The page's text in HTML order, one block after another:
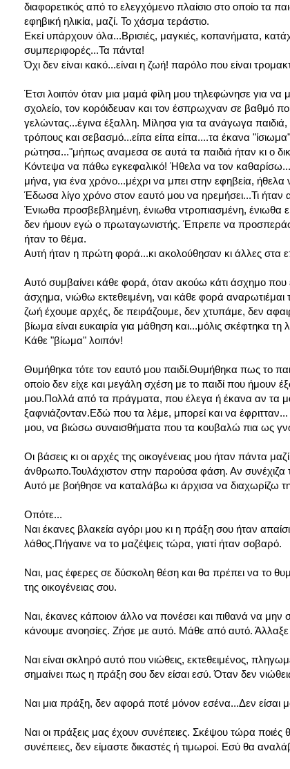
διαφορετικός από το ελεγχόμενο πλαίσιο στο οποίο τα
εφηβική ηλικία, μαζί. Το χάσμα τεράστιο.
Εκεί υπάρχουν όλα...Βρισιές, μαγκιές, κοπανήματα,
συμπεριφορές...Τα πάντα!
Όχι δεν είναι κακό...είναι η ζωή! παρόλο που είναι
Έτσι λοιπόν όταν μια μαμά φίλη μου τηλεφώνησε για να
σχολείο, τον κορόιδευαν και τον έσπρωχναν σε βαθμό
γελώντας...έγινα έξαλλη. Μίλησα για τα ανάγωγα παιδιά,
τρόπους και σεβασμό...είπα είπα είπα....τα έκανα
ρώτησα..."μήπως αναμεσα σε αυτά τα παιδιά ήταν κι ο
Κόντεψα να πάθω εγκεφαλικό! Ήθελα να τον
μήνα, για ένα χρόνο...μέχρι να μπει στην εφηβεία, ήθελα
Έδωσα λίγο χρόνο στον εαυτό μου να ηρεμήσει...Τι ήταν
Ένιωθα προσβεβλημένη, ένιωθα ντροπιασμένη, ένιωθα
δεν ήμουν εγώ ο πρωταγωνιστής. Έπρεπε να
ήταν το θέμα.
Αυτή ήταν η πρώτη φορά...κι ακολούθησαν κι άλλες στα
Αυτό συμβαίνει κάθε φορά, όταν ακούω κάτι άσχημο
άσχημα, νιώθω εκτεθειμένη, ναι κάθε φορά αναρωτιέμαι
ζωή έχουμε αρχές, δε πειράζουμε, δεν χτυπάμε, δεν
βίωμα είναι ευκαιρία για μάθηση και...μόλις σκέφτηκα τη
Κάθε "βίωμα" λοιπόν!
Θυμήθηκα τότε τον εαυτό μου παιδί.Θυμήθηκα πως το
οποίο δεν είχε και μεγάλη σχέση με το παιδί που ήμουν
μου.Πολλά από τα πράγματα, που έλεγα ή έκανα αν τα
ξαφνιάζονταν.Εδώ που τα λέμε, μπορεί και να
μου, να βιώσω συναισθήματα που τα κουβαλώ πια ως
Οι βάσεις κι οι αρχές της οικογένειας μου ήταν πάντα
άνθρωπο.Τουλάχιστον στην παρούσα φάση. Αν συνέχιζα
Αυτό με βοήθησε να καταλάβω κι άρχισα να διαχωρίζω
Οπότε...
Ναι έκανες βλακεία αγόρι μου κι η πράξη σου ήταν
λάθος.Πήγαινε να το μαζέψεις τώρα, γιατί ήταν σοβαρό.
Ναι, μας έφερες σε δύσκολη θέση και θα πρέπει να το
της οικογένειας σου.
Ναι, έκανες κάποιον άλλο να πονέσει και πιθανά να μην
κάνουμε ανοησίες. Ζήσε με αυτό. Μάθε από αυτό.
Ναι είναι σκληρό αυτό που νιώθεις, εκτεθειμένος,
σημαίνει πως η πράξη σου δεν είσαι εσύ. Όταν δεν
Ναι μια πράξη, δεν αφορά ποτέ μόνον εσένα...Δεν είσαι
Ναι οι πράξεις μας έχουν συνέπειες. Σκέψου τώρα ποιές
συνέπειες, δεν είμαστε δικαστές ή τιμωροί. Εσύ θα